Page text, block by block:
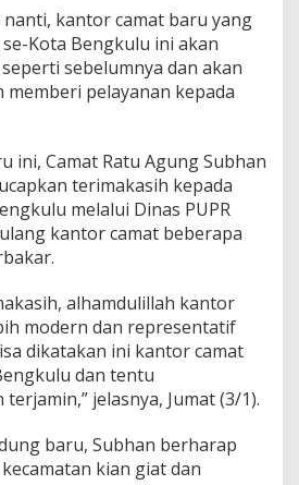
kantor camat baru yang
Kota Bengkulu ini akan
sebelumnya dan akan
memberi pelayanan kepada
ini, Camat Ratu Agung Subhan
terimakasih kepada
melalui Dinas PUPR
kantor camat beberapa
alhamdulillah kantor
modern dan representatif
dikatakan ini kantor camat
dan tentu
jelasnya, Jumat (3/1).
baru, Subhan berharap
kian giat dan